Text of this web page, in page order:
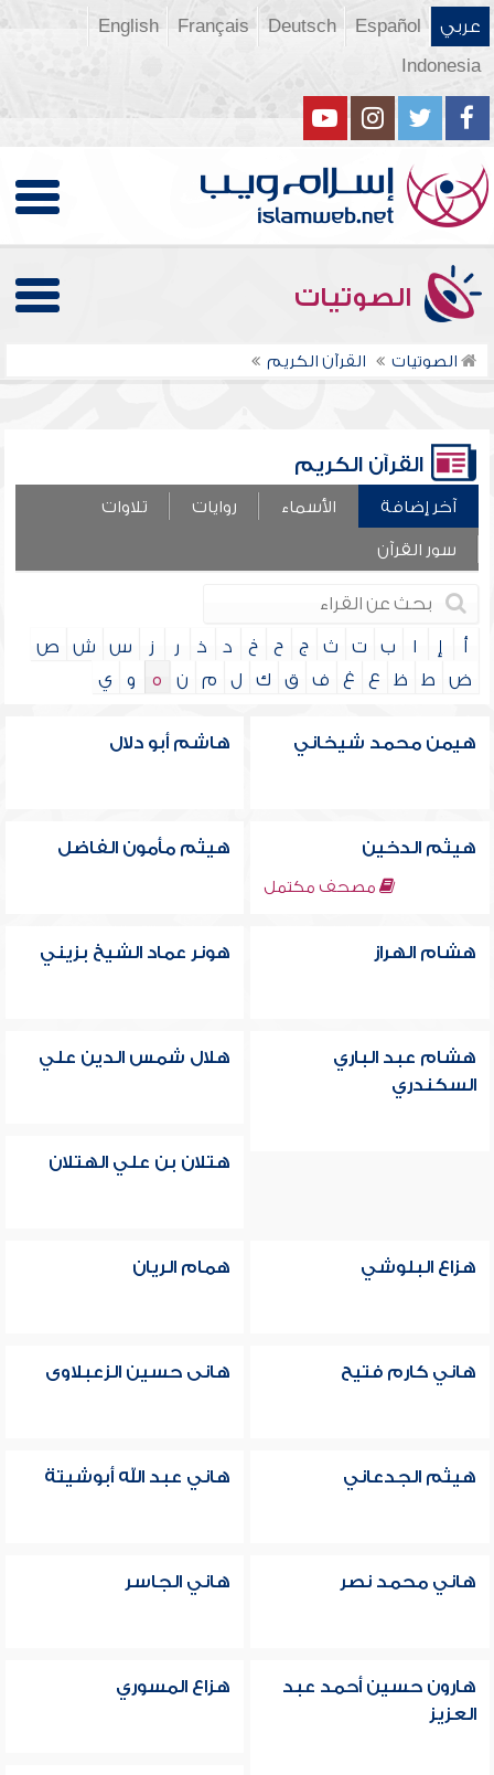
عربي Español
Deutsch
Français
English
Indonesia
الصوتيات
الصوتيات القرآن الكريم
القرآن الكريم
آخر إضافة الأسماء روايات تلاوات
سور القرآن
أ إ ا ب ت ث ج ح خ د ذ ر ز س ش
ص
ض
ط ظ ع غ ف ق ك ل م ن ه و ي
هيمن محمد شيخاني هاشم أبو دلال
هيثم الدخين
مصحف مكتمل
هيثم مأمون الفاضل
هشام الهراز هونر عماد الشيخ بزيني
هشام عبد الباري
السكندري
هلال شمس الدين علي
هتلان بن علي الهتلان
هزاع البلوشي همام الريان
هاني كارم فتيح هانى حسين الزعبلاوى
هيثم الجدعاني هاني عبد الله أبوشيتة
هاني محمد نصر هاني الجاسر
هارون حسين أحمد عبد
العزيز
هزاع المسوري